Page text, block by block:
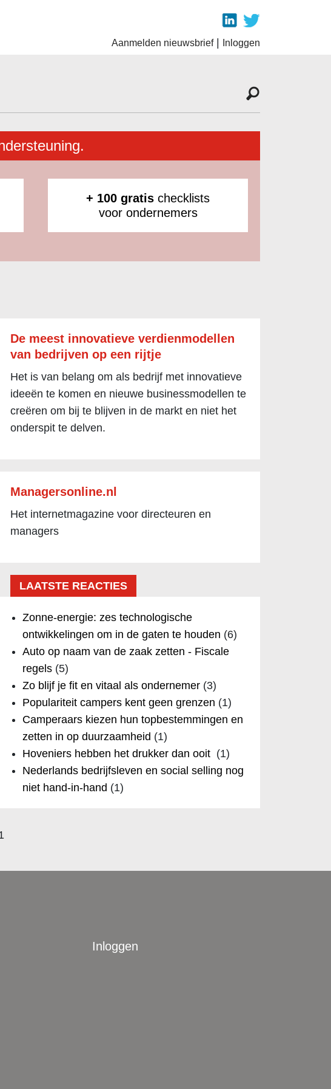
Aanmelden nieuwsbrief| Inloggen
+ 100 gratis checklists
voor ondernemers
De meest innovatieve verdienmodellen
van bedrijven op een rijtje
Het is van belang om als bedrijf met innovatieve
ideeën te komen en nieuwe businessmodellen te
creëren om bij te blijven in de markt en niet het
onderspit te delven.
Managersonline.nl
Het internetmagazine voor directeuren en
managers
LAATSTE REACTIES
Zonne-energie: zes technologische
ontwikkelingen om in de gaten te houden (6)
Auto op naam van de zaak zetten - Fiscale
regels(5)
Zo blijf je fit en vitaal als ondernemer(3)
Populariteit campers kent geen grenzen (1)
Camperaars kiezen hun topbestemmingen en
zetten in op duurzaamheid (1)
Hoveniers hebben het drukker dan ooit (1)
Nederlands bedrijfsleven en social selling nog
niet hand-in-hand (1)
Inloggen